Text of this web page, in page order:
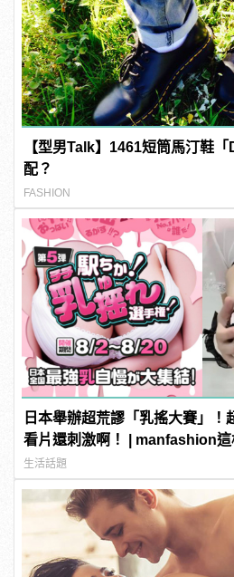
【型男Talk】1461短筒馬汀鞋
配？
FASHION
日本舉辦超荒謬「乳搖大賽」！
看片還刺激啊！ | manfashion這
生活話題